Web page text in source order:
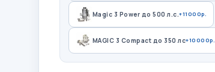
Magic 3 Power до 500 л.с.+11000р.
MAGIC 3 Compact до 350 лс+10000р.